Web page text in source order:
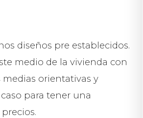
diseños pre establecidos.
medio de la vivienda con
medias orientativas y
para tener una